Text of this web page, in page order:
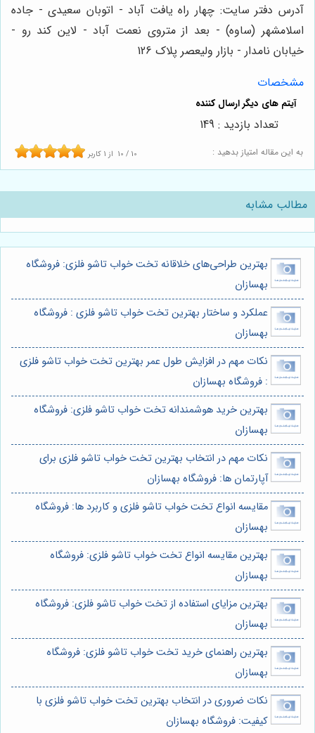
آدرس دفتر سایت: چهار راه یافت آباد - اتوبان سعیدی - جاده
اسلامشهر (ساوه) - بعد از متروی نعمت آباد - لاین کند رو -
خیابان نامدار - بازار ولیعصر پلاک 126
مشخصات
به این مقاله امتیاز بدهید : 10 / 10 از 1 کاربر
تعداد بازدید : 149
مطالب مشابه
بهترین طراحی‌های خلاقانه تخت خواب تاشو فلزی: فروشگاه
بهسازان
عملکرد و ساختار بهترین تخت خواب تاشو فلزی : فروشگاه
بهسازان
نکات مهم در افزایش طول عمر بهترین تخت خواب تاشو فلزی
: فروشگاه بهسازان
بهترین خرید هوشمندانه تخت خواب تاشو فلزی: فروشگاه
بهسازان
نکات مهم در انتخاب بهترین تخت خواب تاشو فلزی برای
آپارتمان ها: فروشگاه بهسازان
مقایسه انواع تخت خواب تاشو فلزی و کاربرد ها: فروشگاه
بهسازان
بهترین مقایسه انواع تخت خواب تاشو فلزی: فروشگاه
بهسازان
بهترین مزایای استفاده از تخت خواب تاشو فلزی: فروشگاه
بهسازان
بهترین راهنمای خرید تخت خواب تاشو فلزی: فروشگاه
بهسازان
نکات ضروری در انتخاب بهترین تخت خواب تاشو فلزی با
کیفیت: فروشگاه بهسازان